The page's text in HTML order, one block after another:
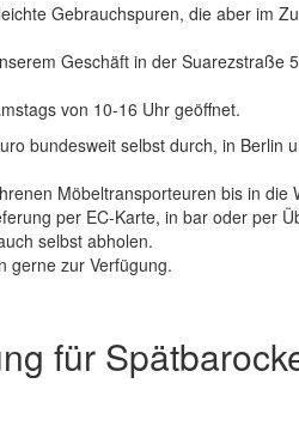
Gebrauchspuren, die aber im
Geschäft in der Suarezstraße
von 10-16 Uhr geöffnet.
bundesweit selbst durch, in Berlin
Möbeltransporteuren bis in die
per EC-Karte, in bar oder per
selbst abholen.
gerne zur Verfügung.
für